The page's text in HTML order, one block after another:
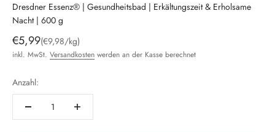
Dresdner Essenz® | Gesundheitsbad | Erkältungszeit & Erholsame
Nacht | 600 g
Angebot
€5,99(€9,98/kg)
inkl. MwSt. Versandkosten werden an der Kasse berechnet
Anzahl: